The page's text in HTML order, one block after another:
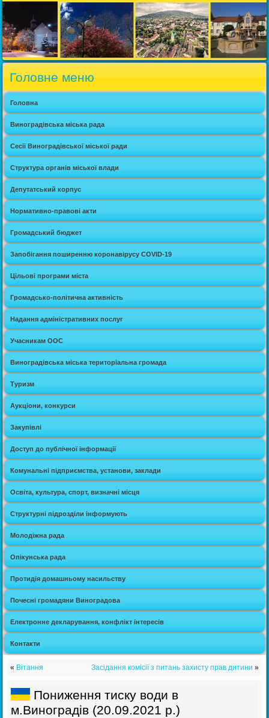
Головне меню
Головна
Виноградівська міська рада
Сесії Виноградівської міської ради
Структура органів міської влади
Депутатський корпус
Нормативно-правові акти
Громадський бюджет
Запобігання поширенню коронавірусу COVID-19
Цільові програми міста
Громадсько-політична активність
Надання адміністративних послуг
Учасникам ООС
Виноградівська міська територіальна громада
Туризм
Аукціони, конкурси
Закупівлі
Доступ до публічної інформації
Комунальні підприємства, установи, заклади
Освіта, культура, спорт, визначні місця
Структурні підрозділи інформують
Молодіжна рада
Опікунська рада
Протидія домашньому насильству
Почесні громадяни Виноградова
Електронне декларування, конфлікт інтересів
Контакти
« Вітання Засідання комісії з питань захисту прав дитини »
Пониження тиску води в
м.Виноградів (20.09.2021 р.)